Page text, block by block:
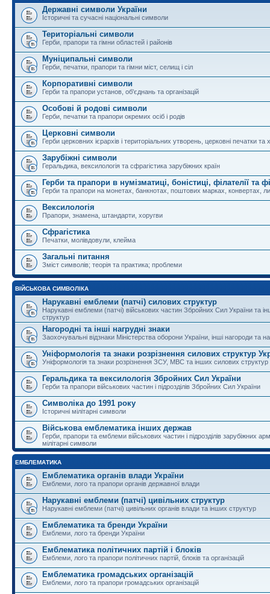
Державні символи України
Історичні та сучасні національні символи
Територіальні символи
Герби, прапори та гімни областей і районів
Муніципальні символи
Герби, печатки, прапори та гімни міст, селищ і сіл
Корпоративні символи
Герби та прапори установ, об'єднань та організацій
Особові й родові символи
Герби, печатки та прапори окремих осіб і родів
Церковні символи
Герби церковних ієрархів і територіальних утворень, церковні печатки та
Зарубіжні символи
Геральдика, вексилологія та сфрагістика зарубіжних країн
Герби та прапори в нумізматиці, боністиці, філателії та
Герби та прапори на монетах, банкнотах, поштових марках, конвертах,
Вексилологія
Прапори, знамена, штандарти, хоругви
Сфрагістика
Печатки, молівдовули, клейма
Загальні питання
Зміст символів; теорія та практика; проблеми
ВІЙСЬКОВА СИМВОЛІКА
Нарукавні емблеми (патчі) силових структур
Нарукавні емблеми (патчі) військових частин Збройних Сил України та
структур
Нагородні та інші нагрудні знаки
Заохочувальні відзнаки Міністерства оборони України, інші нагороди та
Уніформологія та знаки розрізнення силових структур
Уніформологія та знаки розрізнення ЗСУ, МВС та інших силових структур
Геральдика та вексилологія Збройних Сил України
Герби та прапори військових частин і підрозділів Збройних Сил України
Символіка до 1991 року
Історичні мілітарні символи
Військова емблематика інших держав
Герби, прапори та емблеми військових частин і підрозділів зарубіжних
мілітарні символи
ЕМБЛЕМАТИКА
Емблематика органів влади України
Емблеми, лого та прапори органів державної влади
Нарукавні емблеми (патчі) цивільних структур
Нарукавні емблеми (патчі) цивільних органів влади та інших структур
Емблематика та бренди України
Емблеми, лого та бренди України
Емблематика політичних партій і блоків
Емблеми, лого та прапори політичних партій, блоків та організацій
Емблематика громадських організацій
Емблеми, лого та прапори громадських організацій